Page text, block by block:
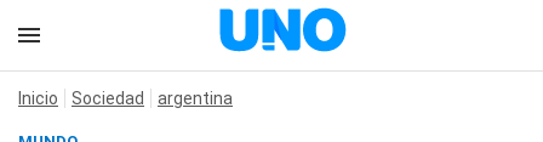
Inicio Sociedad argentina